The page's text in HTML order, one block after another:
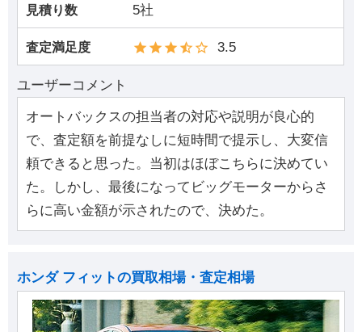
見積り数 5社
査定満足度 3.5
ユーザーコメント
オートバックスの担当者の対応や説明が良心的
で、査定額を前提なしに短時間で提示し、大変信
頼できると思った。当初はほぼこちらに決めてい
た。しかし、最後になってビッグモーターからさ
らに高い金額が示されたので、決めた。
ホンダ フィットの買取相場・査定相場